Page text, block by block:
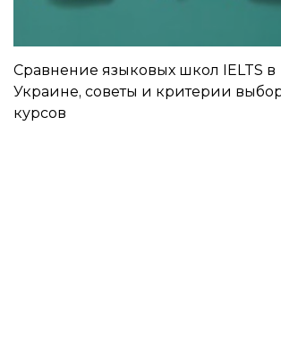
Сравнение языковых школ IELTS в
Украине, советы и критерии
курсов